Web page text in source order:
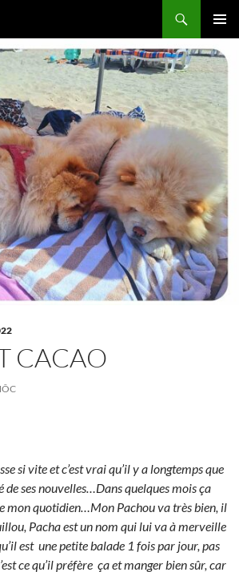
CACAO
si vite et c’est vrai qu’il y a longtemps que
de ses nouvelles…Dans quelques mois ça
mon quotidien…Mon Pachou va très bien, il
Pacha est un nom qui lui va à merveille
est une petite balade 1 fois par jour, pas
ce qu’il préfère ça et manger bien sûr, car